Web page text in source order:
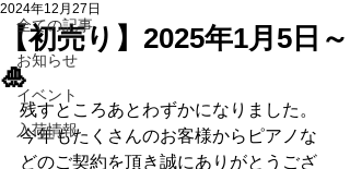
全ての記事
お知らせ
イベント
入荷情報
【初売り】2025年1月5日～
🎍
2024年12月27日
残すところあとわずかになりました。
今年もたくさんのお客様からピアノな
どのご契約を頂き誠にありがとうござ